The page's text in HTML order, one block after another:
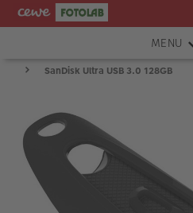
MENU
FOTOAPARÁTY
ATELIÉR
INSTAX™
TISKÁRNY A SKENERY
SanDisk Ultra USB 3.0 128GB